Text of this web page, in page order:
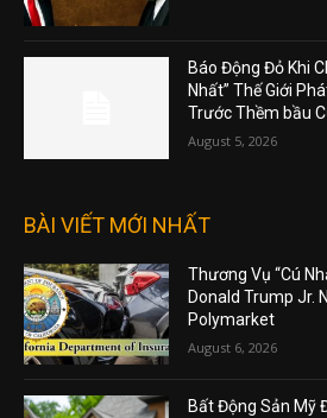
Báo Động Đỏ Khi
Nhất” Thế Giới
Trước Thềm bầu
August 5, 2026
BÀI VIẾT MỚI NHẤT
Thương Vụ “Cú
Donald Trump Jr.
Polymarket
August 6, 2026
Bất Động Sản Mỹ